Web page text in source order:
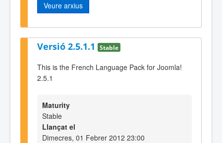
Veure arxius
Versió 2.5.1.1 Stable
This is the French Language Pack for Joomla!
2.5.1
Maturity
Stable
Llançat el
Dimecres, 01 Febrer 2012 23:00